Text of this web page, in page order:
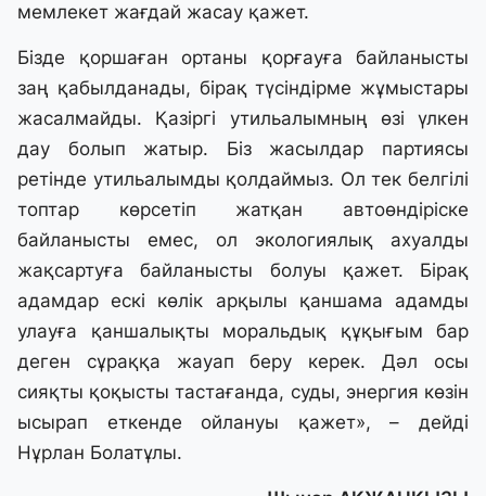
мемлекет жағдай жасау қажет.
Бізде қоршаған ортаны қорғауға байланысты
заң қабылданады, бірақ түсіндірме жұмыстары
жасалмайды. Қазіргі утильалымның өзі үлкен
дау болып жатыр. Біз жасылдар партиясы
ретінде утильалымды қолдаймыз. Ол тек белгілі
топтар көрсетіп жатқан автоөндіріске
байланысты емес, ол экологиялық ахуалды
жақсартуға байланысты болуы қажет. Бірақ
адамдар ескі көлік арқылы қаншама адамды
улауға қаншалықты моральдық құқығым бар
деген сұраққа жауап беру керек. Дәл осы
сияқты қоқысты тастағанда, суды, энергия көзін
ысырап еткенде ойлануы қажет», – дейді
Нұрлан Болатұлы.